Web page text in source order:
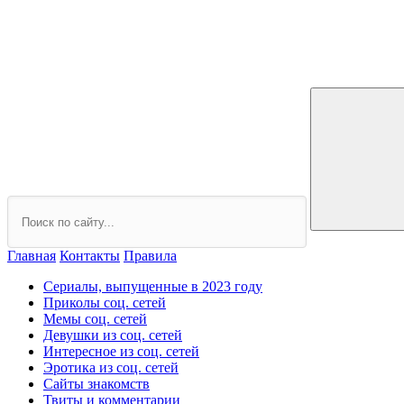
Главная Контакты Правила
Сериалы, выпущенные в 2023 году
Приколы соц. сетей
Мемы соц. сетей
Девушки из соц. сетей
Интересное из соц. сетей
Эротика из соц. сетей
Сайты знакомств
Твиты и комментарии